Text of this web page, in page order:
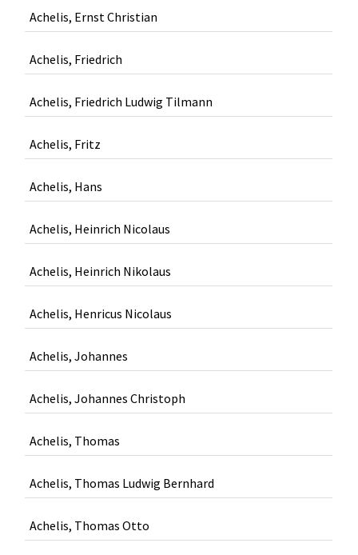
Achelis, Ernst Christian
Achelis, Friedrich
Achelis, Friedrich Ludwig Tilmann
Achelis, Fritz
Achelis, Hans
Achelis, Heinrich Nicolaus
Achelis, Heinrich Nikolaus
Achelis, Henricus Nicolaus
Achelis, Johannes
Achelis, Johannes Christoph
Achelis, Thomas
Achelis, Thomas Ludwig Bernhard
Achelis, Thomas Otto